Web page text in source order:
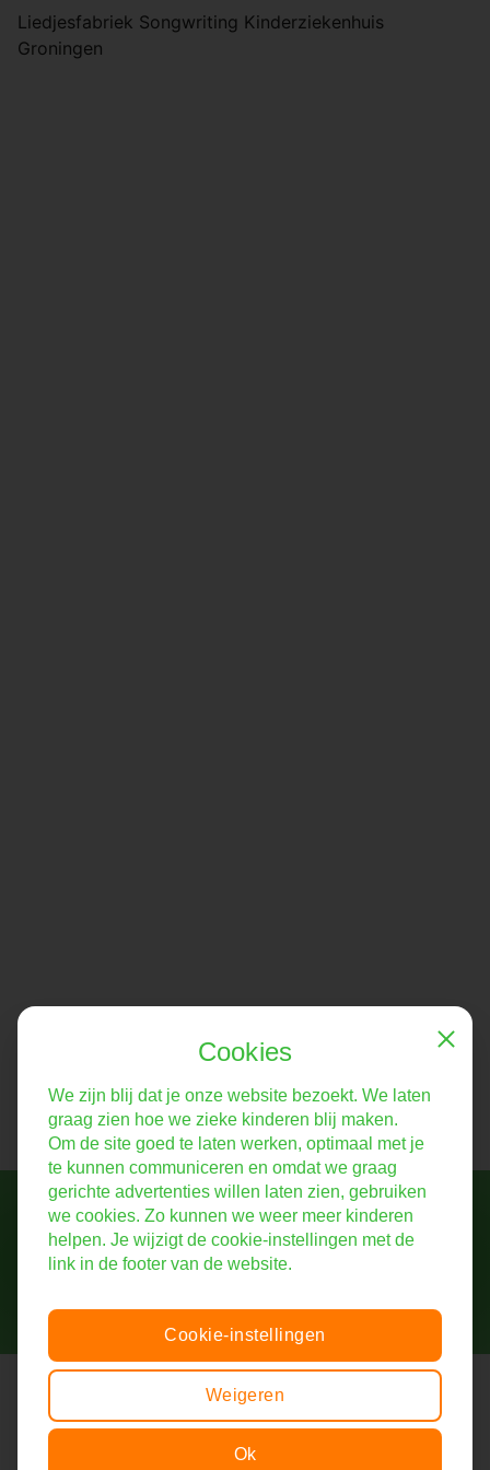
Liedjesfabriek Songwriting Kinderziekenhuis
Groningen
Help mee!
Vertel ons verhaal verder
Stichting De Liedjesfabriek
Bij de Liedjesfabriek voelen zieke kinderen zich even beter. Wij
zorgen voor een plezierige afleiding én een tastbare
Cookies
We zijn blij dat je onze website bezoekt. We laten
graag zien hoe we zieke kinderen blij maken.
Om de site goed te laten werken, optimaal met je
te kunnen communiceren en omdat we graag
gerichte advertenties willen laten zien, gebruiken
we cookies. Zo kunnen we weer meer kinderen
helpen. Je wijzigt de cookie-instellingen met de
link in de footer van de website.
Close
Cookie-instellingen
Weigeren
Ok